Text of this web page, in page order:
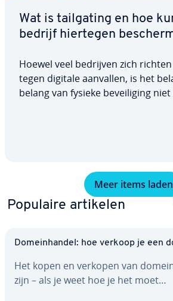
Wat is tail­ga­ting en hoe
bedrijf hiertegen
Hoewel veel bedrijven zich
tegen digitale aanvallen, is het
belang van fysieke be­vei­li­ging
Meer items laden
Populaire artikelen
Do­mein­han­del: hoe verkoop je een
Het kopen en verkopen van
zijn – als je weet hoe je het moet…